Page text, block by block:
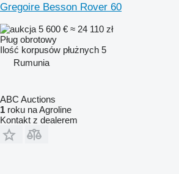
Gregoire Besson Rover 60
5 600 € ≈ 24 110 zł
Pług obrotowy
Ilość korpusów płużnych 5
Rumunia
ABC Auctions
1 roku na Agroline
Kontakt z dealerem